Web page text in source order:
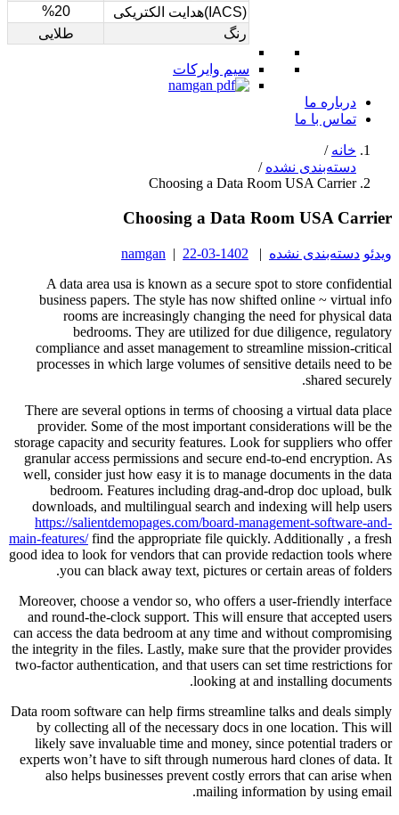
(IACS)هدایت الکتریکی
%20
رنگ
طلایی
سیم وایرکات
درباره ما
تماس با ما
خانه /
دسته‌بندی نشده /
Choosing a Data Room USA Carrier
Choosing a Data Room USA Carrier
ویدئو دسته‌بندی نشده |
1402-03-22
|
namgan
A data area usa is known as a secure spot to store confidential
business papers. The style has now shifted online ~ virtual info
rooms are increasingly changing the need for physical data
bedrooms. They are utilized for due diligence, regulatory
compliance and asset management to streamline mission-critical
processes in which large volumes of sensitive details need to be
shared securely.
There are several options in terms of choosing a virtual data place
provider. Some of the most important considerations will be the
storage capacity and security features. Look for suppliers who offer
granular access permissions and secure end-to-end encryption. As
well, consider just how easy it is to manage documents in the data
bedroom. Features including drag-and-drop doc upload, bulk
downloads, and multilingual search and indexing will help users
https://salientdemopages.com/board-management-software-and-
main-features/find the appropriate file quickly. Additionally , a fresh
good idea to look for vendors that can provide redaction tools where
you can black away text, pictures or certain areas of folders.
Moreover, choose a vendor so, who offers a user-friendly interface
and round-the-clock support. This will ensure that accepted users
can access the data bedroom at any time and without compromising
the integrity in the files. Lastly, make sure that the provider provides
two-factor authentication, and that users can set time restrictions for
looking at and installing documents.
Data room software can help firms streamline talks and deals simply
by collecting all of the necessary docs in one location. This will
likely save invaluable time and money, since potential traders or
experts won’t have to sift through numerous hard clones of data. It
also helps businesses prevent costly errors that can arise when
mailing information by using email.